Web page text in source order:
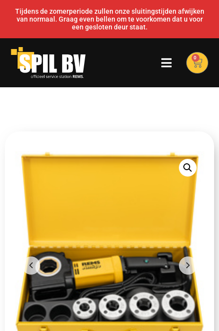
Tijdens de zomerperiode zullen onze sluitingstijden afwijken
van normaal. Graag even bellen om te voorkomen dat u voor
een gesloten deur staat.
0